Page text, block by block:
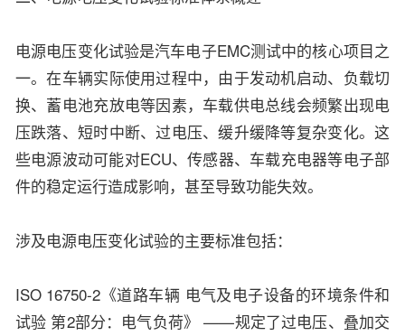
电源电压变化试验是汽车电子EMC测试中的核心项目之
一。在车辆实际使用过程中，由于发动机启动、负载切
换、蓄电池充放电等因素，车载供电总线会频繁出现电
压跌落、短时中断、过电压、缓升缓降等复杂变化。这
些电源波动可能对ECU、传感器、车载充电器等电子部
件的稳定运行造成影响，甚至导致功能失效。
涉及电源电压变化试验的主要标准包括：
ISO 16750-2《道路车辆 电气及电子设备的环境条件和
试验 第2部分：电气负荷》 ——规定了过电压、叠加交